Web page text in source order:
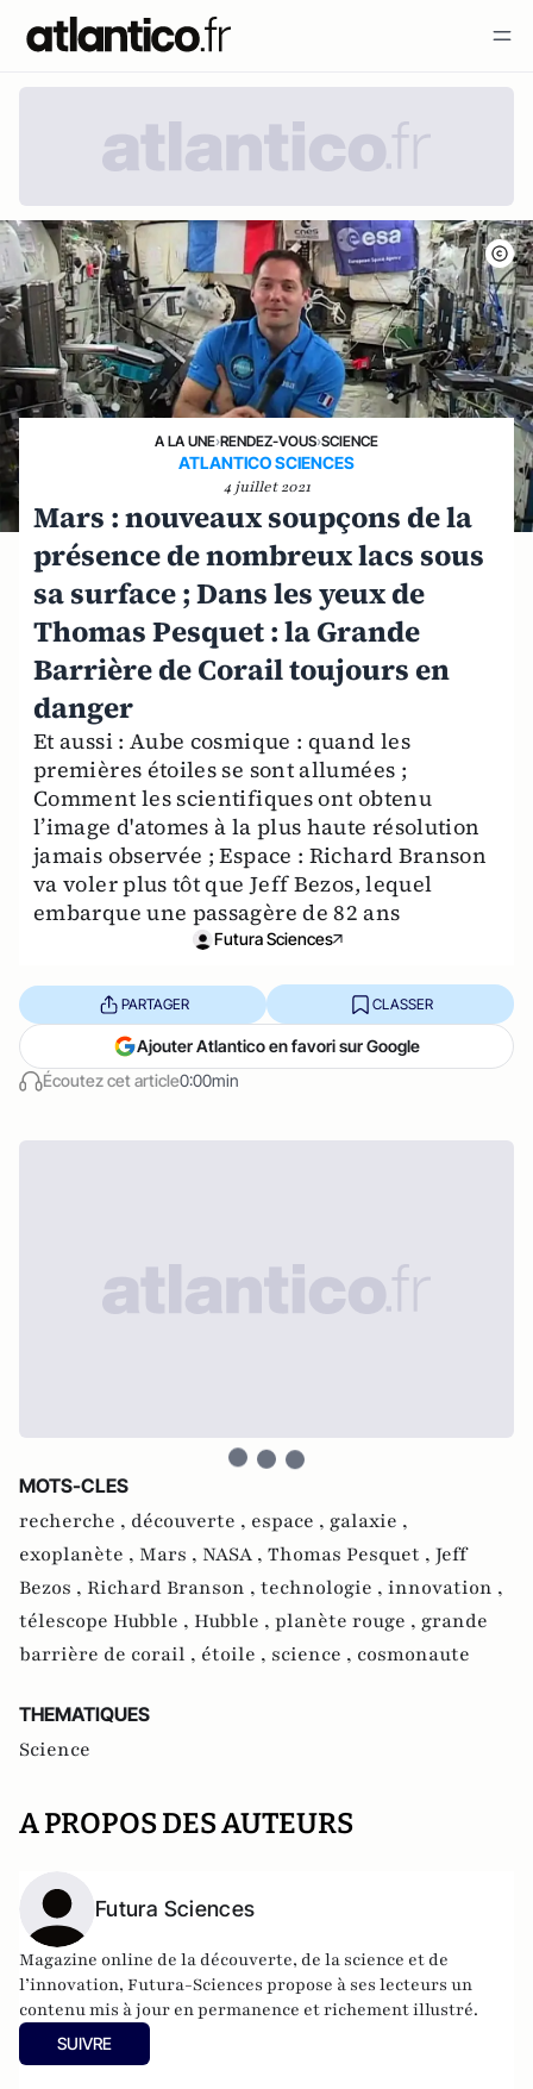
A LA UNE›RENDEZ-VOUS›SCIENCE
ATLANTICO SCIENCES
4 juillet 2021
Mars : nouveaux soupçons de la
présence de nombreux lacs sous
sa surface ; Dans les yeux de
Thomas Pesquet : la Grande
Barrière de Corail toujours en
danger
Et aussi : Aube cosmique : quand les
premières étoiles se sont allumées ;
Comment les scientifiques ont obtenu
l’image d'atomes à la plus haute résolution
jamais observée ; Espace : Richard Branson
va voler plus tôt que Jeff Bezos, lequel
embarque une passagère de 82 ans
Futura Sciences
Écoutez cet article0:00min
PARTAGER CLASSER
Ajouter Atlantico en favori sur Google
MOTS-CLES
recherche , découverte , espace , galaxie ,
exoplanète , Mars , NASA , Thomas Pesquet , Jeff
Bezos , Richard Branson , technologie , innovation ,
télescope Hubble , Hubble , planète rouge , grande
barrière de corail , étoile , science , cosmonaute
THEMATIQUES
Science
A PROPOS DES AUTEURS
Futura Sciences
Magazine online de la découverte, de la science et de
l’innovation, Futura-Sciences propose à ses lecteurs un
contenu mis à jour en permanence et richement illustré.
SUIVRE